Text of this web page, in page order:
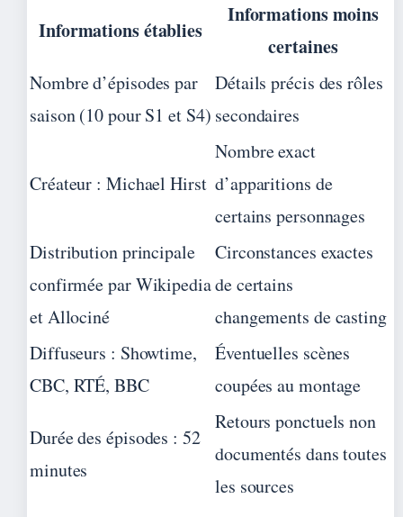
Informations établies
Informations moins
certaines
Nombre d’épisodes par
saison (10 pour S1 et S4)
Détails précis des rôles
secondaires
Créateur : Michael Hirst
Nombre exact
d’apparitions de
certains personnages
Distribution principale
confirmée par Wikipedia
et Allociné
Circonstances exactes
de certains
changements de casting
Diffuseurs : Showtime,
CBC, RTÉ, BBC
Éventuelles scènes
coupées au montage
Durée des épisodes : 52
minutes
Retours ponctuels non
documentés dans toutes
les sources